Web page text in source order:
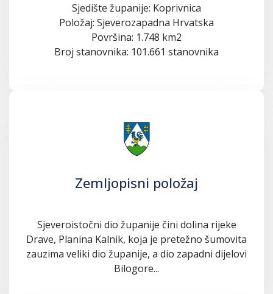
Sjedište županije: Koprivnica
Položaj: Sjeverozapadna Hrvatska
Površina: 1.748 km2
Broj stanovnika: 101.661 stanovnika
Zemljopisni položaj
Sjeveroistočni dio županije čini dolina rijeke
Drave, Planina Kalnik, koja je pretežno šumovita
zauzima veliki dio županije, a dio zapadni dijelovi
Bilogore...